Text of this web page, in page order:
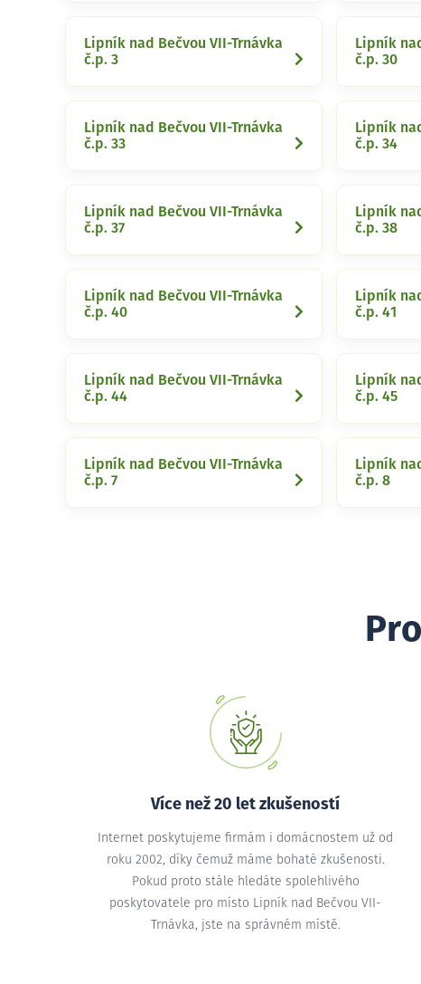
Lipník nad Bečvou VII-Trnávka
č.p. 3
Lipník
č.p. 30
Lipník nad Bečvou VII-Trnávka
č.p. 33
Lipník
č.p. 34
Lipník nad Bečvou VII-Trnávka
č.p. 37
Lipník
č.p. 38
Lipník nad Bečvou VII-Trnávka
č.p. 40
Lipník
č.p. 41
Lipník nad Bečvou VII-Trnávka
č.p. 44
Lipník
č.p. 45
Lipník nad Bečvou VII-Trnávka
č.p. 7
Lipník
č.p. 8
Více než 20 let zkušeností
Internet poskytujeme firmám i domácnostem už od
roku 2002, díky čemuž máme bohaté zkušenosti.
Pokud proto stále hledáte spolehlivého
poskytovatele pro místo Lipník nad Bečvou VII-
Trnávka, jste na správném místě.